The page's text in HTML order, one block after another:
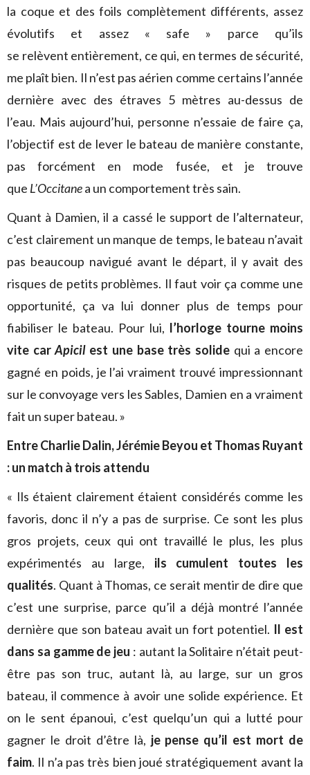
la coque et des foils complètement différents, assez
évolutifs et assez « safe » parce qu’ils
se relèvent entièrement, ce qui, en termes de sécurité,
me plaît bien. Il n’est pas aérien comme certains l’année
dernière avec des étraves 5 mètres au-dessus de
l’eau. Mais aujourd’hui, personne n’essaie de faire ça,
l’objectif est de lever le bateau de manière constante,
pas forcément en mode fusée, et je trouve
que L’Occitanea un comportement très sain.
Quant à Damien, il a cassé le support de l’alternateur,
c’est clairement un manque de temps, le bateau n’avait
pas beaucoup navigué avant le départ, il y avait des
risques de petits problèmes. Il faut voir ça comme une
opportunité, ça va lui donner plus de temps pour
fiabiliser le bateau. Pour lui, l’horloge tourne moins
vite carApicilest une base très solidequi a encore
gagné en poids, je l’ai vraiment trouvé impressionnant
sur le convoyage vers les Sables, Damien en a vraiment
fait un super bateau. »
Entre Charlie Dalin, Jérémie Beyou et Thomas Ruyant
: un match à trois attendu
« Ils étaient clairement étaient considérés comme les
favoris, donc il n’y a pas de surprise. Ce sont les plus
gros projets, ceux qui ont travaillé le plus, les plus
expérimentés au large, ils cumulent toutes les
qualités. Quant à Thomas, ce serait mentir de dire que
c’est une surprise, parce qu’il a déjà montré l’année
dernière que son bateau avait un fort potentiel. Il est
dans sa gamme de jeu : autant la Solitaire n’était peut-
être pas son truc, autant là, au large, sur un gros
bateau, il commence à avoir une solide expérience. Et
on le sent épanoui, c’est quelqu’un qui a lutté pour
gagner le droit d’être là, je pense qu’il est mort de
faim. Il n’a pas très bien joué stratégiquement avant la